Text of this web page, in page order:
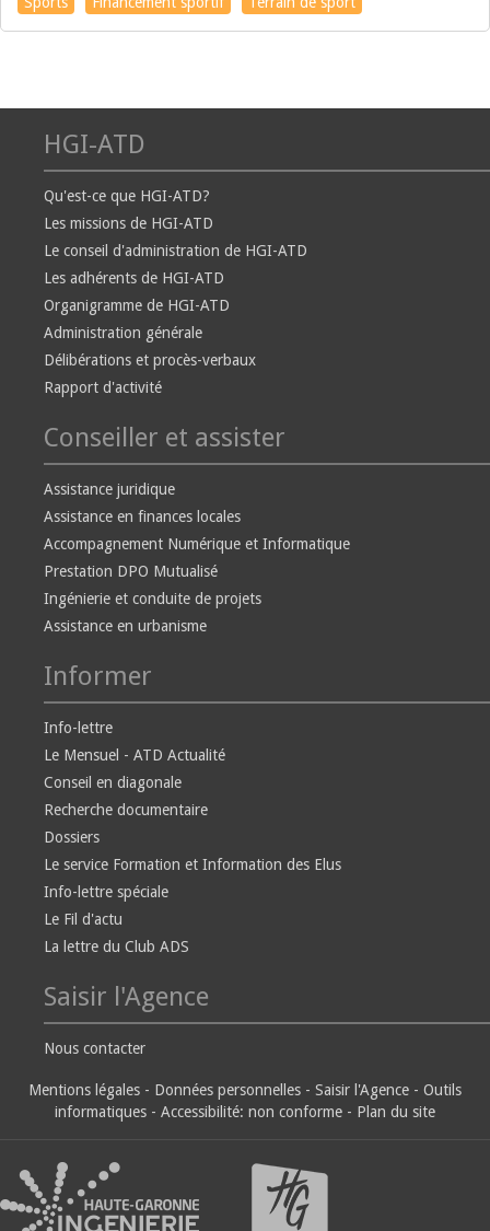
HGI-ATD
Qu'est-ce que HGI-ATD?
Les missions de HGI-ATD
Le conseil d'administration de HGI-ATD
Les adhérents de HGI-ATD
Organigramme de HGI-ATD
Administration générale
Délibérations et procès-verbaux
Rapport d'activité
Conseiller et assister
Assistance juridique
Assistance en finances locales
Accompagnement Numérique et Informatique
Prestation DPO Mutualisé
Ingénierie et conduite de projets
Assistance en urbanisme
Informer
Info-lettre
Le Mensuel - ATD Actualité
Conseil en diagonale
Recherche documentaire
Dossiers
Le service Formation et Information des Elus
Info-lettre spéciale
Le Fil d'actu
La lettre du Club ADS
Saisir l'Agence
Nous contacter
Mentions légales - Données personnelles - Saisir l'Agence - Outils
informatiques - Accessibilité: non conforme - Plan du site